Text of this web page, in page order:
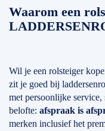
Waarom een
Wil je een rolsteiger
zit je goed bij
met persoonlijke
belofte: afspraak is
merken inclusief het